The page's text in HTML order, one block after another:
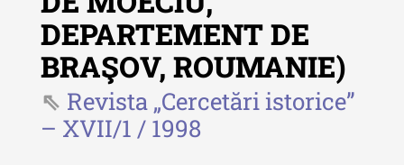
Revista "Cercetări istorice" - XLII -
2023
Indexul Complet
Buletinul ”Ioan Neculce” al Muzeului
DEPARTEMENT DE
BRAŞOV, ROUMANIE)
Revista „Cercetări istorice”
– XVII/1 / 1998